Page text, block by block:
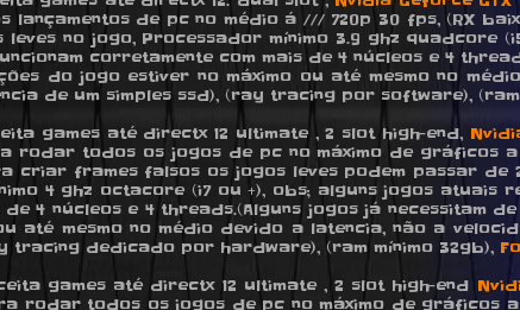
de pc no médio á /// 720p 30 fps, (RX
no jogo, Processador mínimo 3.9 ghz quadcore
corretamente com mais de 4 núcleos e 4
do jogo estiver no máximo ou até mesmo no
de um simples ssd), (ray tracing por software), (ram
games até directx 12 ultimate , 2 slot high-end,
rodar todos os jogos de pc no máximo de gráficos
criar frames falsos os jogos leves podem passar
4 ghz octacore (i7 ou +), obs; alguns jogos atuais
4 núcleos e 4 threads.(Alguns jogos já necessitam
até mesmo no médio devido a latencia, não a
tracing dedicado por hardware), (ram mínimo 32gb),
games até directx 12 ultimate , 2 slot high-end
rodar todos os jogos de pc no máximo de gráficos a